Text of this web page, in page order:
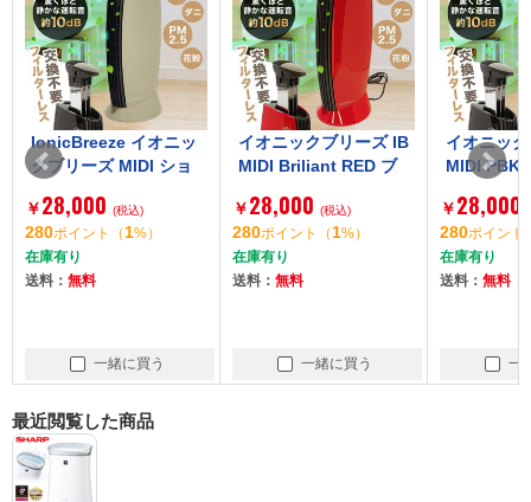
IonicBreeze イオニッ
クブリーズ MIDI ショ
5畳まで)]
￥28,000 (税込)
280ポイント （ 1%）
在庫有り
送料： 無料
一緒に買う
イオニックブリーズ IB
MIDI Briliant RED ブ
Breeze [イオン式空気
清浄機( ～25畳)]
￥28,000 (税込)
280ポイント （ 1%）
在庫有り
送料： 無料
一緒に買う
イオニッ
MIDI PBK
オン式空
5畳)]
￥28,000
280ポイント
在庫有り
送料： 無料
一
最近閲覧した商品